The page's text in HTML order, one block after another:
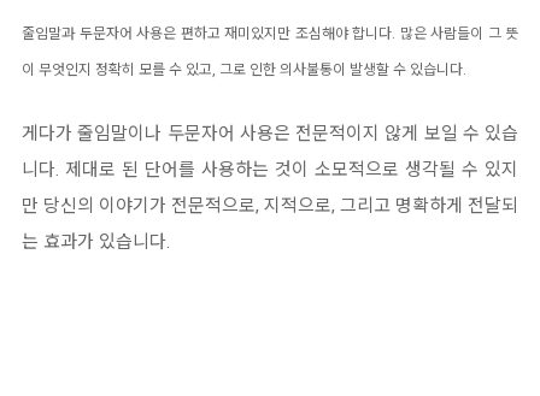
줄임말과 두문자어 사용은 편하고 재미있지만 조심해야 합니다. 많은 사람들이 그 뜻
이 무엇인지 정확히 모를 수 있고, 그로 인한 의사불통이 발생할 수 있습니다.
게다가 줄임말이나 두문자어 사용은 전문적이지 않게 보일 수 있습
니다. 제대로 된 단어를 사용하는 것이 소모적으로 생각될 수 있지
만 당신의 이야기가 전문적으로, 지적으로, 그리고 명확하게 전달되
는 효과가 있습니다.